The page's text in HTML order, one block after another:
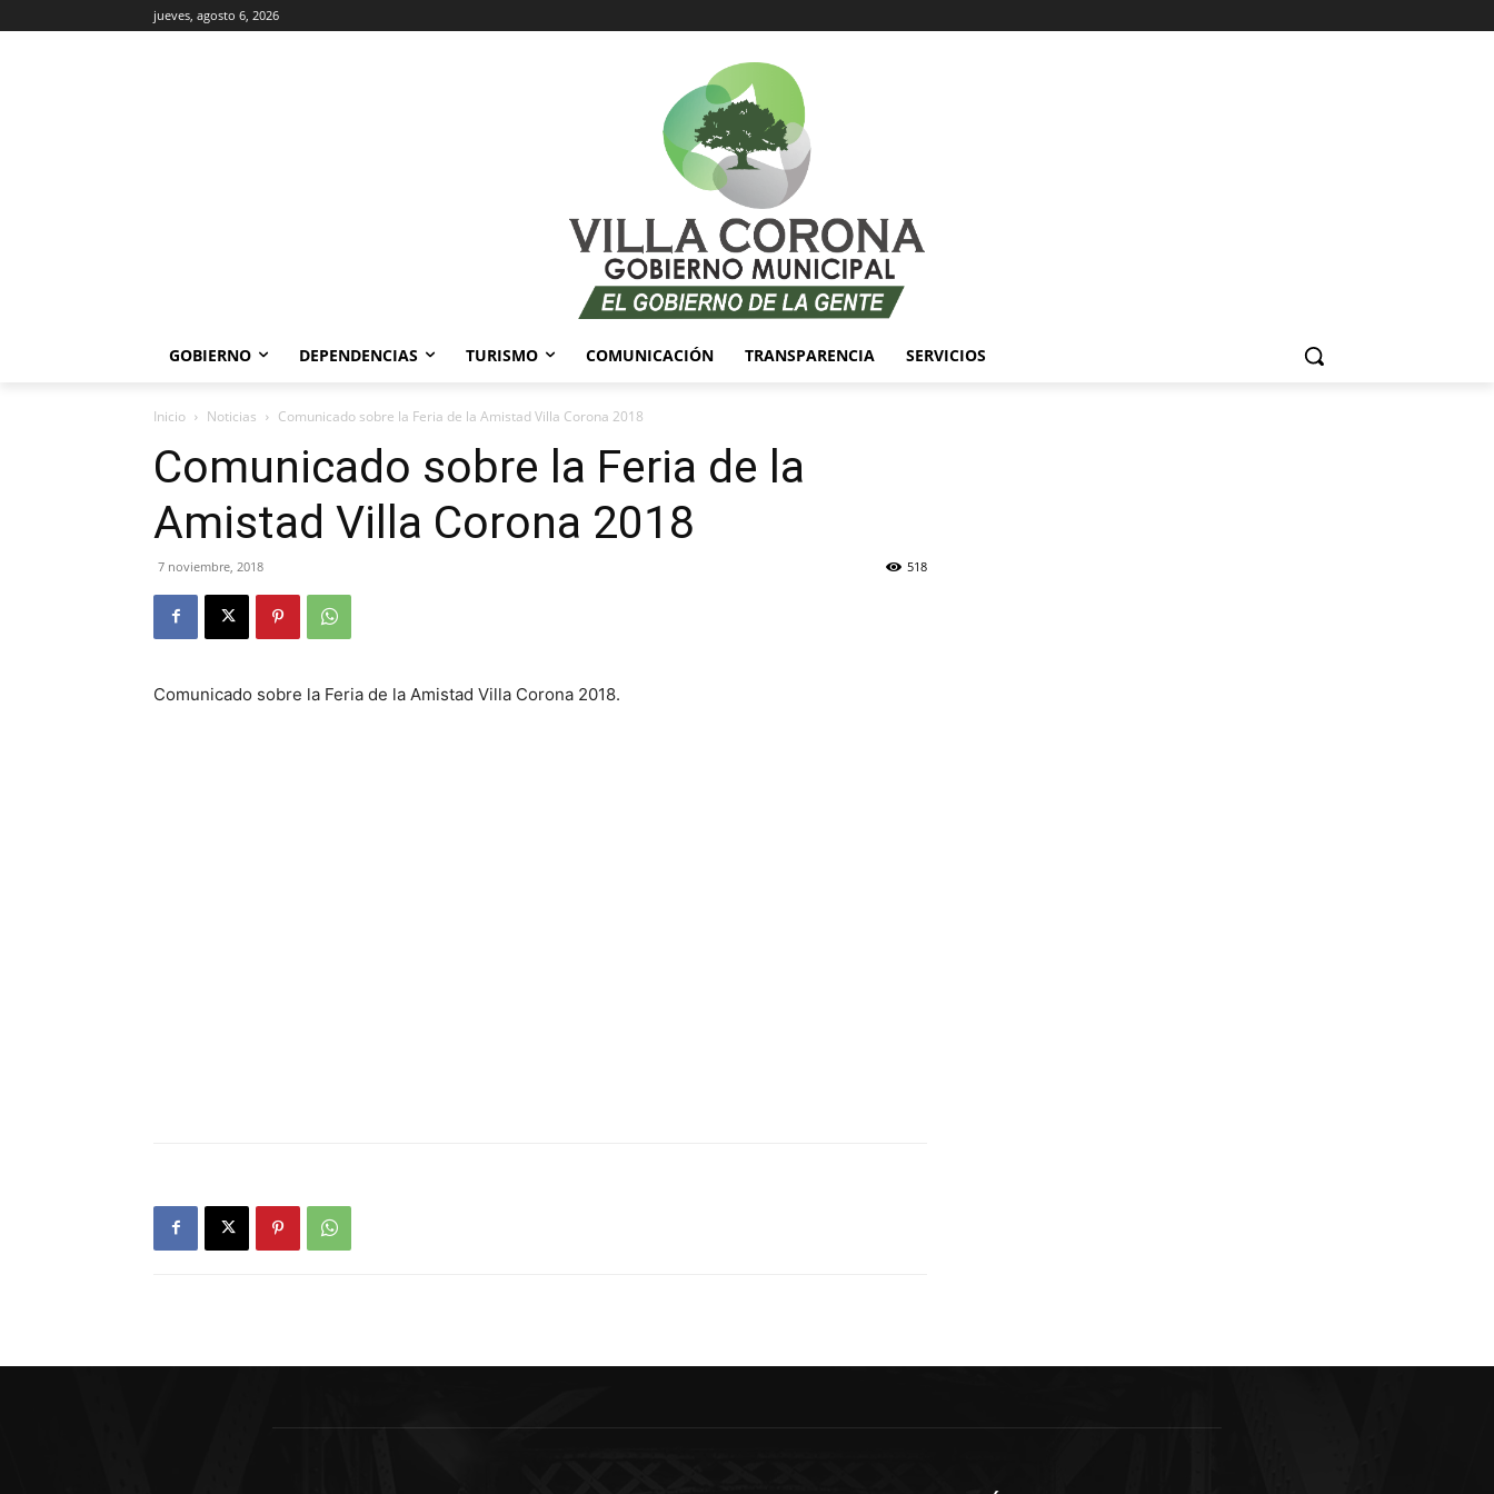
jueves, agosto 6, 2026
GOBIERNO DEPENDENCIAS TURISMO COMUNICACIÓN TRANSPARENCIA SERVICIOS
Inicio Noticias Comunicado sobre la Feria de la Amistad Villa Corona 2018
Comunicado sobre la Feria de la
Amistad Villa Corona 2018
7 noviembre, 2018 518
Comunicado sobre la Feria de la Amistad Villa Corona 2018.